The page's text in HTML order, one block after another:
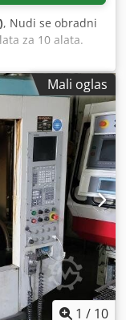
, Nudi se obradni
za 10 alata.
X/Y/Z: cca
6000 o/min.
CNC-400, težina
Pregled moguć po
Mali oglas
1 / 10